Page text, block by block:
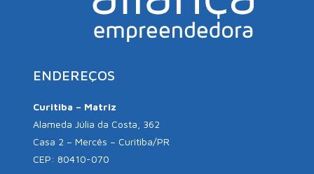
ENDEREÇOS
Curitiba – Matriz
Alameda Júlia da Costa, 362
Casa 2 – Mercês – Curitiba/PR
CEP: 80410-070